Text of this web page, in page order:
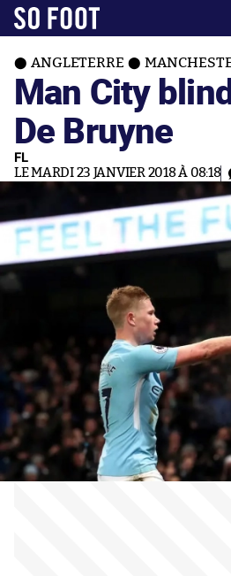
ANGLETERRE
Man City
De Bruyne
FL
LE MARDI 23 JANVIER 2018 À 08:18